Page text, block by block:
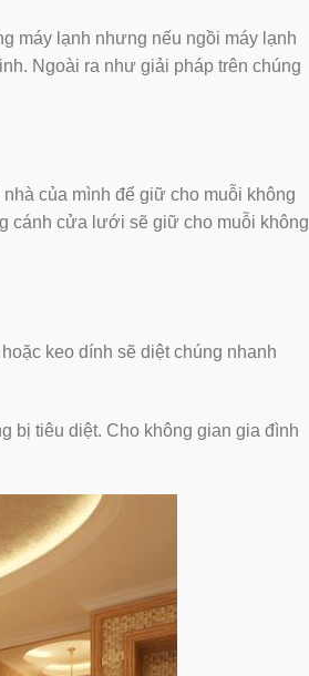
máy lạnh nhưng nếu ngồi máy lạnh
Ngoài ra như giải pháp trên chúng
của mình để giữ cho muỗi không
cánh cửa lưới sẽ giữ cho muỗi không
keo dính sẽ diệt chúng nhanh
bị tiêu diệt. Cho không gian gia đình